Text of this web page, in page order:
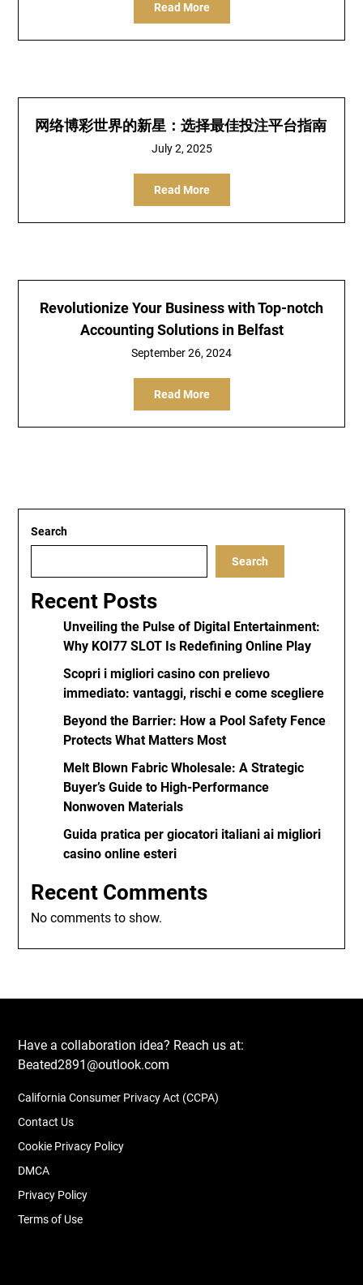
Read More
网络博彩世界的新星：选择最佳投注平台指南
July 2, 2025
Read More
Revolutionize Your Business with Top-notch
Accounting Solutions in Belfast
September 26, 2024
Read More
Search
Search
Recent Posts
Unveiling the Pulse of Digital Entertainment:
Why KOI77 SLOT Is Redefining Online Play
Scopri i migliori casino con prelievo
immediato: vantaggi, rischi e come scegliere
Beyond the Barrier: How a Pool Safety Fence
Protects What Matters Most
Melt Blown Fabric Wholesale: A Strategic
Buyer’s Guide to High-Performance
Nonwoven Materials
Guida pratica per giocatori italiani ai migliori
casino online esteri
Recent Comments
No comments to show.
Have a collaboration idea? Reach us at:
Beated2891@outlook.com
California Consumer Privacy Act (CCPA)
Contact Us
Cookie Privacy Policy
DMCA
Privacy Policy
Terms of Use